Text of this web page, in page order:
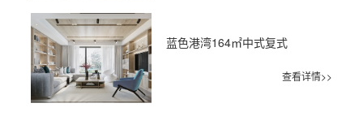
蓝色港湾164㎡中式复式
查看详情>>